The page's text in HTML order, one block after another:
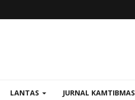
LANTAS JURNAL KAMTIBMAS